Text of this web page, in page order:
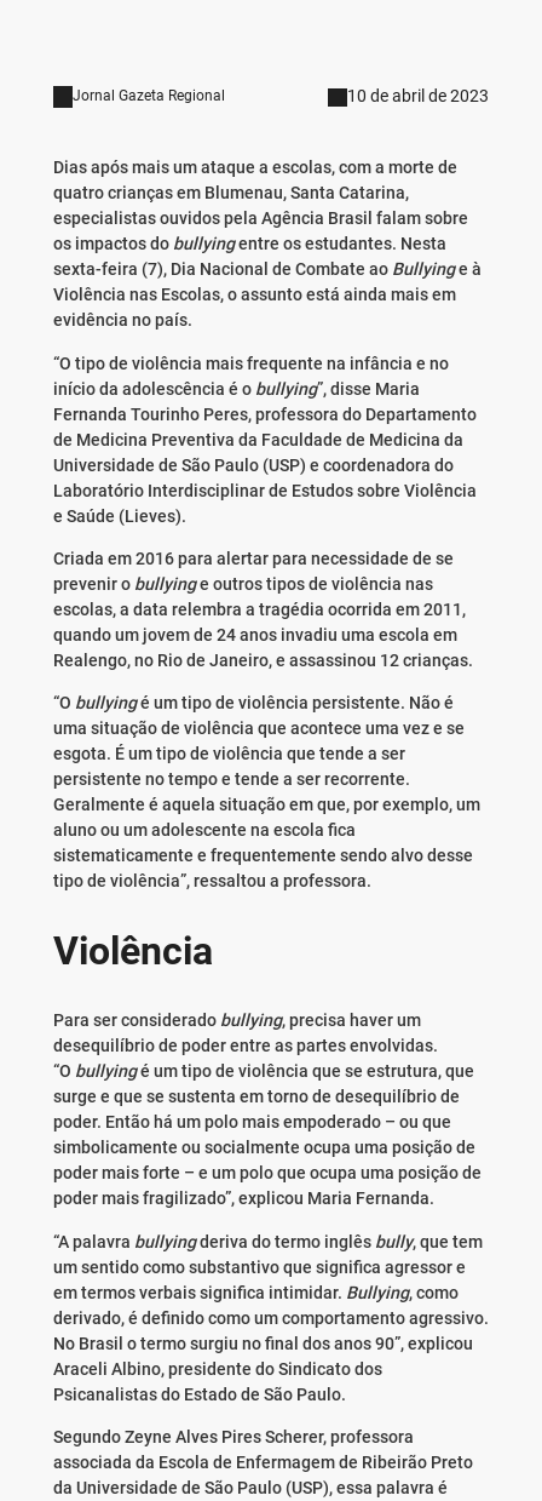
Jornal Gazeta Regional 10 de abril de 2023
Dias após mais um ataque a escolas, com a morte de
quatro crianças em Blumenau, Santa Catarina,
especialistas ouvidos pela Agência Brasil falam sobre
os impactos do bullyingentre os estudantes. Nesta
sexta-feira (7), Dia Nacional de Combate ao Bullyinge à
Violência nas Escolas, o assunto está ainda mais em
evidência no país.
“O tipo de violência mais frequente na infância e no
início da adolescência é o bullying”, disse Maria
Fernanda Tourinho Peres, professora do Departamento
de Medicina Preventiva da Faculdade de Medicina da
Universidade de São Paulo (USP) e coordenadora do
Laboratório Interdisciplinar de Estudos sobre Violência
e Saúde (Lieves).
Criada em 2016 para alertar para necessidade de se
prevenir o bullyinge outros tipos de violência nas
escolas, a data relembra a tragédia ocorrida em 2011,
quando um jovem de 24 anos invadiu uma escola em
Realengo, no Rio de Janeiro, e assassinou 12 crianças.
“O bullyingé um tipo de violência persistente. Não é
uma situação de violência que acontece uma vez e se
esgota. É um tipo de violência que tende a ser
persistente no tempo e tende a ser recorrente.
Geralmente é aquela situação em que, por exemplo, um
aluno ou um adolescente na escola fica
sistematicamente e frequentemente sendo alvo desse
tipo de violência”, ressaltou a professora.
Violência
Para ser considerado bullying, precisa haver um
desequilíbrio de poder entre as partes envolvidas.
“O bullyingé um tipo de violência que se estrutura, que
surge e que se sustenta em torno de desequilíbrio de
poder. Então há um polo mais empoderado – ou que
simbolicamente ou socialmente ocupa uma posição de
poder mais forte – e um polo que ocupa uma posição de
poder mais fragilizado”, explicou Maria Fernanda.
“A palavra bullyingderiva do termo inglês bully, que tem
um sentido como substantivo que significa agressor e
em termos verbais significa intimidar. Bullying, como
derivado, é definido como um comportamento agressivo.
No Brasil o termo surgiu no final dos anos 90”, explicou
Araceli Albino, presidente do Sindicato dos
Psicanalistas do Estado de São Paulo.
Segundo Zeyne Alves Pires Scherer, professora
associada da Escola de Enfermagem de Ribeirão Preto
da Universidade de São Paulo (USP), essa palavra é